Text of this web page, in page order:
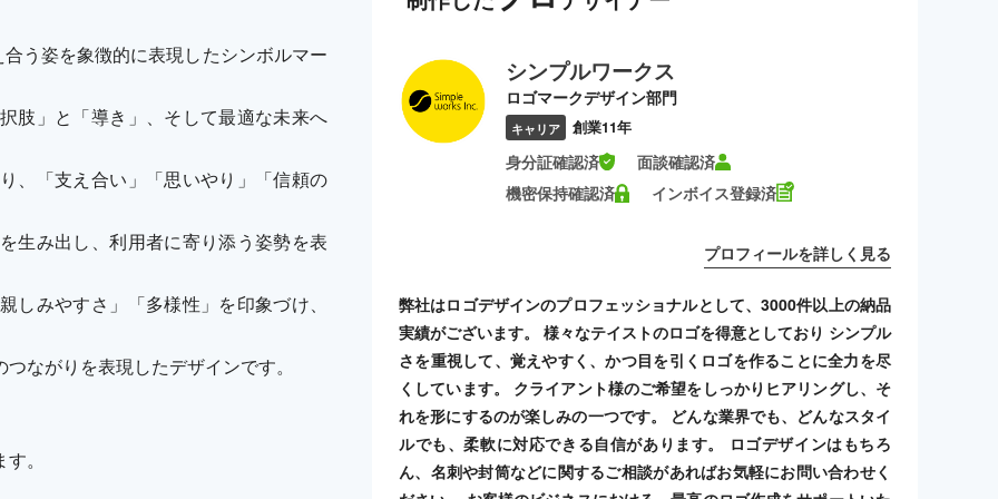
う姿を象徴的に表現したシンボルマー
肢」と「導き」、そして最適な未来へ
、「支え合い」「思いやり」「信頼の
生み出し、利用者に寄り添う姿勢を表
みやすさ」「多様性」を印象づけ、
ながりを表現したデザインです。
。
シンプルワークス
ロゴマークデザイン部門
キャリア 創業11年
身分証確認済
面談確認済
機密保持確認済
インボイス登録済
プロフィールを詳しく見る
弊社はロゴデザインのプロフェッショナルとして、3000件以上の納品
実績がございます。 様々なテイストのロゴを得意としており シンプル
さを重視して、覚えやすく、かつ目を引くロゴを作ることに全力を尽
くしています。 クライアント様のご希望をしっかりヒアリングし、そ
れを形にするのが楽しみの一つです。 どんな業界でも、どんなスタイ
ルでも、柔軟に対応できる自信があります。 ロゴデザインはもちろ
ん、名刺や封筒などに関するご相談があればお気軽にお問い合わせく